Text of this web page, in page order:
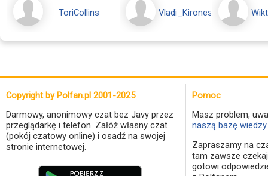
ToriCollins Vladi_Kirones
Copyright by Polfan.pl 2001-2025
Darmowy, anonimowy czat bez Javy przez
przeglądarkę i telefon. Załóż własny czat
(pokój czatowy online) i osadź na swojej
stronie internetowej.
Pomoc
Masz problem,
naszą bazę
Zapraszamy na
tam zawsze
gotowi